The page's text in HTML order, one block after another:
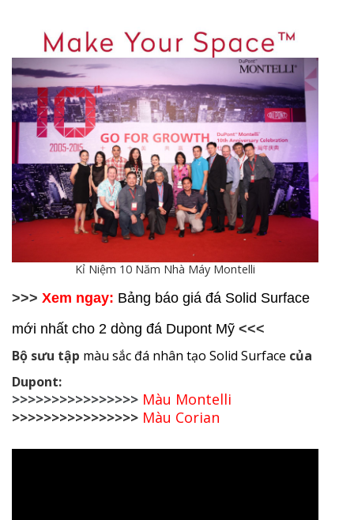
Kỉ Niệm 10 Năm Nhà Máy Montelli
>>> Xem ngay: Bảng báo giá đá Solid Surface
mới nhất cho 2 dòng đá Dupont Mỹ <<<
Bộ sưu tập màu sắc đá nhân tạo Solid Surface của
Dupont:
>>>>>>>>>>>>>>>> Màu Montelli
>>>>>>>>>>>>>>>> Màu Corian